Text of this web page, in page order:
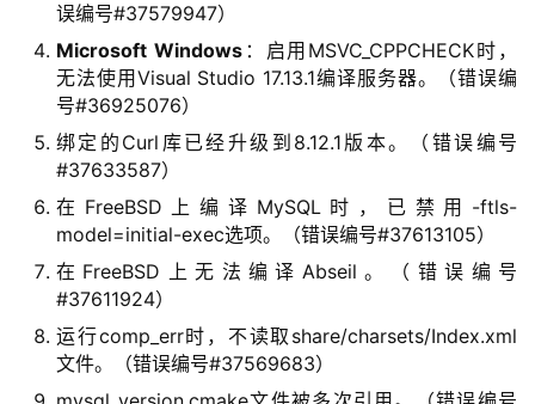
误编号#37579947）
Microsoft Windows：启用MSVC_CPPCHECK时，
无法使用Visual Studio 17.13.1编译服务器。（错误编
号#36925076）
绑定的Curl库已经升级到8.12.1版本。（错误编号
#37633587）
在FreeBSD上编译MySQL时，已禁用-ftls-
model=initial-exec选项。（错误编号#37613105）
在FreeBSD上无法编译Abseil。（错误编号
#37611924）
运行comp_err时，不读取share/charsets/Index.xml
文件。（错误编号#37569683）